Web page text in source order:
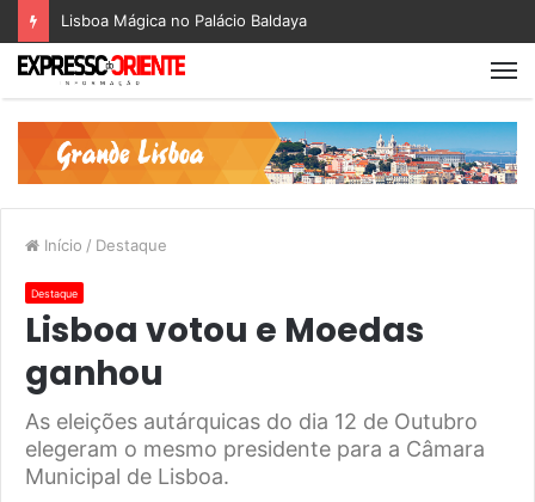
Lisboa Mágica no Palácio Baldaya
Início / Destaque
Destaque
Lisboa votou e Moedas
ganhou
As eleições autárquicas do dia 12 de Outubro
elegeram o mesmo presidente para a Câmara
Municipal de Lisboa.